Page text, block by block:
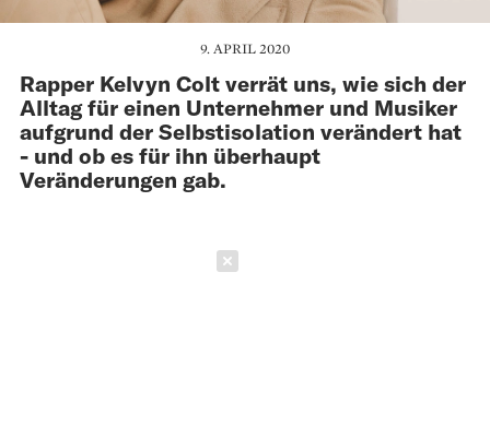
9. APRIL 2020
Rapper Kelvyn Colt verrät uns, wie sich der
Alltag für einen Unternehmer und Musiker
aufgrund der Selbstisolation verändert hat
- und ob es für ihn überhaupt
Veränderungen gab.